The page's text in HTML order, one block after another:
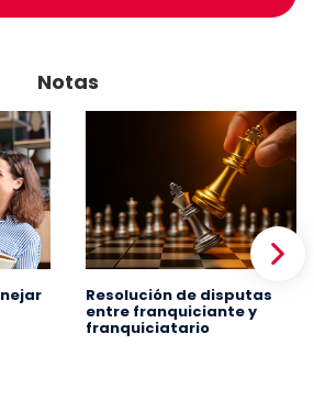
Notas
Resolución de disputas
entre franquiciante y
franquiciatario